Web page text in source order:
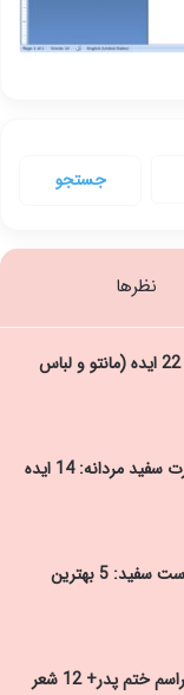
نظرها
تزیین لباس مشکی ساده با 22 ایده (مانتو و لباس
لباس مجلسی با کفش اسپرت سفید مردانه: 14 ایده
رنگ پیراهن مردانه برای پوست سفید: 5 بهترین
24 بهترین متن سخنرانی مراسم ختم پدر+ 12 شعر